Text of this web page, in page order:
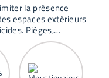
la présence
espaces extérieurs